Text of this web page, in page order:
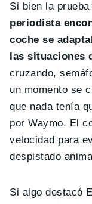
Si bien la
periodista
coche se
las situaciones
cruzando,
un momento se
que nada tenía
por Waymo. El
velocidad para
despistado
Si algo destacó